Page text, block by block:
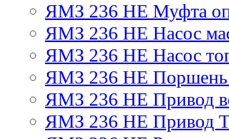
ЯМЗ 236 НЕ Муфта
ЯМЗ 236 НЕ Насос
ЯМЗ 236 НЕ Насос
ЯМЗ 236 НЕ Поршень
ЯМЗ 236 НЕ Привод
ЯМЗ 236 НЕ Привод